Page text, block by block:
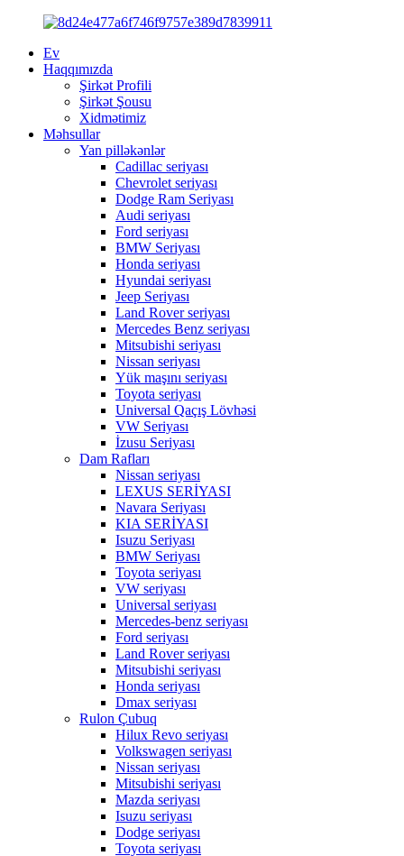
Ev
Haqqımızda
Şirkət Profili
Şirkət Şousu
Xidmətimiz
Məhsullar
Yan pilləkənlər
Cadillac seriyası
Chevrolet seriyası
Dodge Ram Seriyası
Audi seriyası
Ford seriyası
BMW Seriyası
Honda seriyası
Hyundai seriyası
Jeep Seriyası
Land Rover seriyası
Mercedes Benz seriyası
Mitsubishi seriyası
Nissan seriyası
Yük maşını seriyası
Toyota seriyası
Universal Qaçış Lövhəsi
VW Seriyası
İzusu Seriyası
Dam Rafları
Nissan seriyası
LEXUS SERİYASI
Navara Seriyası
KIA SERİYASI
Isuzu Seriyası
BMW Seriyası
Toyota seriyası
VW seriyası
Universal seriyası
Mercedes-benz seriyası
Ford seriyası
Land Rover seriyası
Mitsubishi seriyası
Honda seriyası
Dmax seriyası
Rulon Çubuq
Hilux Revo seriyası
Volkswagen seriyası
Nissan seriyası
Mitsubishi seriyası
Mazda seriyası
Isuzu seriyası
Dodge seriyası
Toyota seriyası